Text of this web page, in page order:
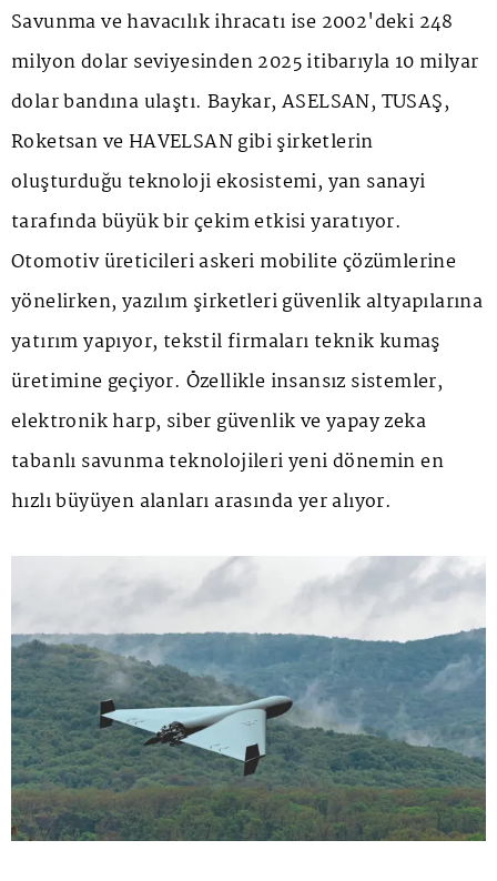
Savunma ve havacılık ihracatı ise 2002'deki 248
milyon dolar seviyesinden 2025 itibarıyla 10 milyar
dolar bandına ulaştı. Baykar, ASELSAN, TUSAŞ,
Roketsan ve HAVELSAN gibi şirketlerin
oluşturduğu teknoloji ekosistemi, yan sanayi
tarafında büyük bir çekim etkisi yaratıyor.
Otomotiv üreticileri askeri mobilite çözümlerine
yönelirken, yazılım şirketleri güvenlik altyapılarına
yatırım yapıyor, tekstil firmaları teknik kumaş
üretimine geçiyor. Özellikle insansız sistemler,
elektronik harp, siber güvenlik ve yapay zeka
tabanlı savunma teknolojileri yeni dönemin en
hızlı büyüyen alanları arasında yer alıyor.